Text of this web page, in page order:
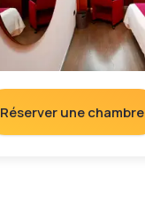
Réserver une chambre